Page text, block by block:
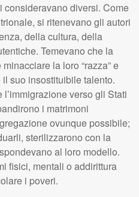
consideravano diversi. Come
si ritenevano gli autori
della cultura, della
Temevano che la
la loro “razza” e
suo insostituibile talento.
verso gli Stati
i matrimoni
ovunque possibile;
sterilizzarono con la
al loro modello.
fisici, mentali o addirittura
i poveri.